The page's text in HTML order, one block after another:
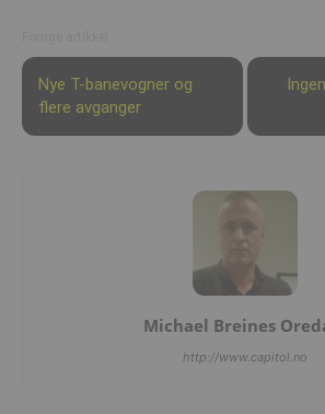
Nye T-banevogner og
flere avganger
Michael Breines
http://www.capitol.no